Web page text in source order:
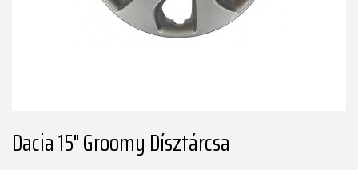
Dacia 15" Groomy Dísztárcsa